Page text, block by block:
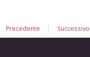
Precedente | Successivo